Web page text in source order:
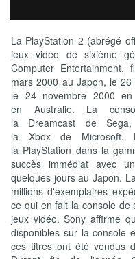
La PlayStation 2 (abrégé
jeux vidéo de sixième
Computer
mars 2000 au Japon, le
le 24 novembre 2000
en Australie. La
la Dreamcast de
la Xbox de Microsoft.
la PlayStation dans la
succès immédiat avec
quelques jours au Japon.
millions d'exemplaires
ce qui en fait la console de
jeux vidéo. Sony affirme
disponibles sur la console
ces titres ont été vendus